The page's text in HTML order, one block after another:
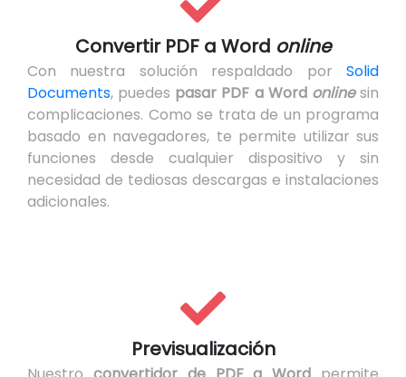
Convertir PDF a Word online
Con nuestra solución respaldado por Solid
Documents, puedes pasar PDF a Word onlinesin
complicaciones. Como se trata de un programa
basado en navegadores, te permite utilizar sus
funciones desde cualquier dispositivo y sin
necesidad de tediosas descargas e instalaciones
adicionales.
Previsualización